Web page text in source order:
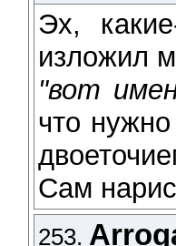
Эх,
изложил
"вот
что
Сам
253.